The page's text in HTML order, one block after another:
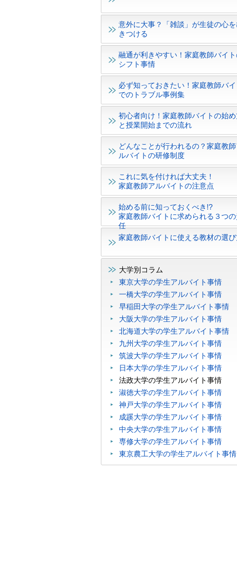
意外に大事？「雑談」が生徒の心を
きつける
融通が利きやすい！家庭教師バイ
シフト事情
必ず知っておきたい！家庭教師バイ
でのトラブル事例集
初心者向け！家庭教師バイトの始
と授業開始までの流れ
どんなことが行われるの？家庭教師
ルバイトの研修制度
これに気を付ければ大丈夫！
家庭教師アルバイトの注意点
始める前に知っておくべき!?
家庭教師バイトに求められる３つ
任
家庭教師バイトに使える教材の選
大学別コラム
東京大学の学生アルバイト事情
一橋大学の学生アルバイト事情
早稲田大学の学生アルバイト事情
大阪大学の学生アルバイト事情
北海道大学の学生アルバイト事情
九州大学の学生アルバイト事情
筑波大学の学生アルバイト事情
日本大学の学生アルバイト事情
法政大学の学生アルバイト事情
淑徳大学の学生アルバイト事情
神戸大学の学生アルバイト事情
成蹊大学の学生アルバイト事情
中央大学の学生アルバイト事情
専修大学の学生アルバイト事情
東京農工大学の学生アルバイト事情